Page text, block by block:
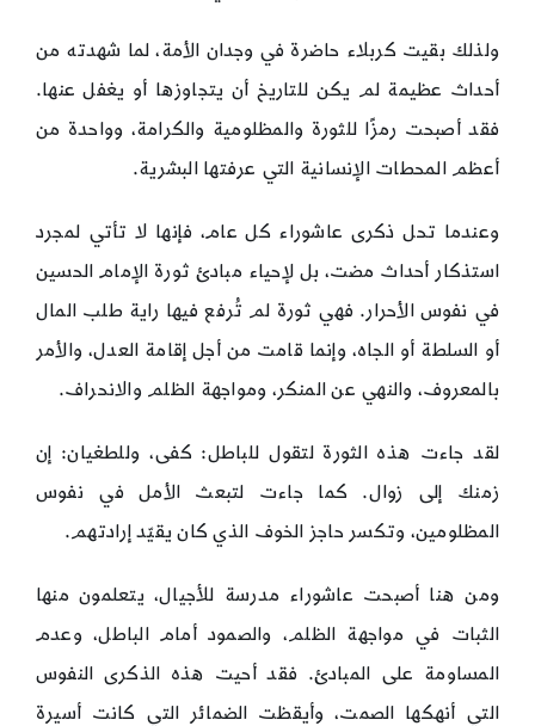
ولذلك بقيت كربلاء حاضرة في وجدان الأمة، لما شهدته من
أحداث عظيمة لم يكن للتاريخ أن يتجاوزها أو يغفل عنها.
فقد أصبحت رمزًا للثورة والمظلومية والكرامة، وواحدة من
أعظم المحطات الإنسانية التي عرفتها البشرية.
وعندما تحل ذكرى عاشوراء كل عام، فإنها لا تأتي لمجرد
استذكار أحداث مضت، بل لإحياء مبادئ ثورة الإمام الحسين
في نفوس الأحرار. فهي ثورة لم تُرفع فيها راية طلب المال
أو السلطة أو الجاه، وإنما قامت من أجل إقامة العدل، والأمر
بالمعروف، والنهي عن المنكر، ومواجهة الظلم والانحراف.
لقد جاءت هذه الثورة لتقول للباطل: كفى، وللطغيان: إن
زمنك إلى زوال. كما جاءت لتبعث الأمل في نفوس
المظلومين، وتكسر حاجز الخوف الذي كان يقيّد إرادتهم.
ومن هنا أصبحت عاشوراء مدرسة للأجيال، يتعلمون منها
الثبات في مواجهة الظلم، والصمود أمام الباطل، وعدم
المساومة على المبادئ. فقد أحيت هذه الذكرى النفوس
التي أنهكها الصمت، وأيقظت الضمائر التي كانت أسيرة